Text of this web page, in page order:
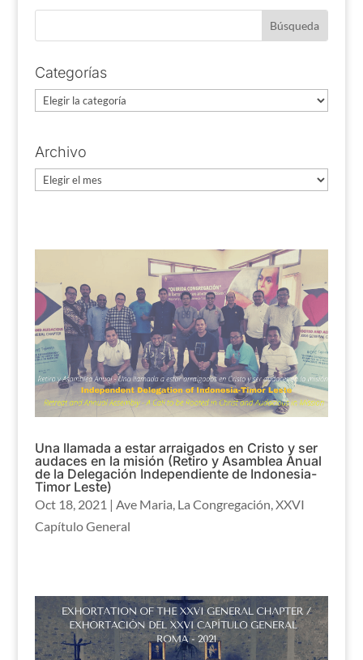
Categorías
Categorías
Archivo
Archivo
Una llamada a estar arraigados en Cristo y ser
audaces en la misión (Retiro y Asamblea Anual
de la Delegación Independiente de Indonesia-
Timor Leste)
Oct 18, 2021 | Ave Maria, La Congregación,XXVI
Capítulo General